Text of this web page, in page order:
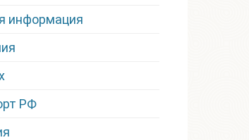
информация
РФ